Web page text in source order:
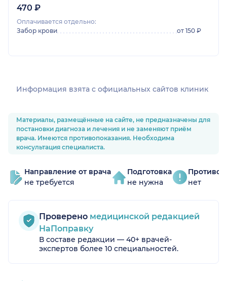
470 ₽
Оплачивается отдельно:
Забор крови
от 150 ₽
Информация взята c официальных сайтов клиник
Материалы, размещённые на сайте, не предназначены для
постановки диагноза и лечения и не заменяют приём
врача. Имеются противопоказания. Необходима
консультация специалиста.
Направление от врача
не требуется
Подготовка
не нужна
нет
Проверено медицинской редакцией
НаПоправку
В составе редакции — 40+ врачей-
экспертов более 10 специальностей.